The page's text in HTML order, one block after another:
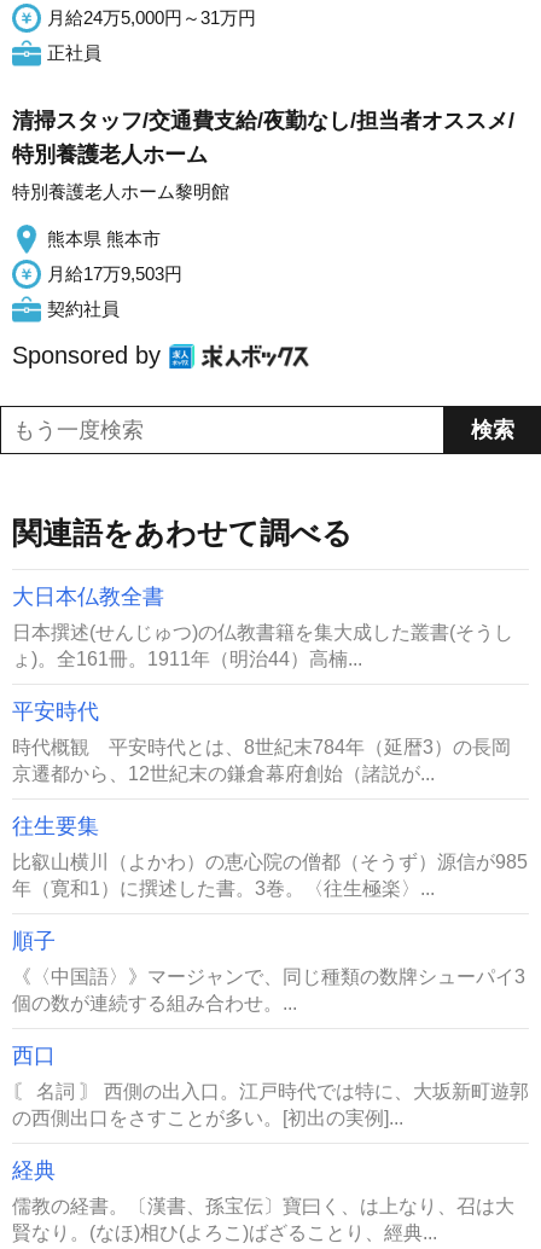
月給24万5,000円～31万円
正社員
清掃スタッフ/交通費支給/夜勤なし/担当者オススメ/
特別養護老人ホーム
特別養護老人ホーム黎明館
熊本県 熊本市
月給17万9,503円
契約社員
Sponsored by
関連語をあわせて調べる
大日本仏教全書
日本撰述(せんじゅつ)の仏教書籍を集大成した叢書(そうし
ょ)。全161冊。1911年（明治44）高楠...
平安時代
時代概観 平安時代とは、8世紀末784年（延暦3）の長岡
京遷都から、12世紀末の鎌倉幕府創始（諸説が...
往生要集
比叡山横川（よかわ）の恵心院の僧都（そうず）源信が985
年（寛和1）に撰述した書。3巻。〈往生極楽〉...
順子
《〈中国語〉》マージャンで、同じ種類の数牌シューパイ3
個の数が連続する組み合わせ。...
西口
〘 名詞 〙 西側の出入口。江戸時代では特に、大坂新町遊郭
の西側出口をさすことが多い。[初出の実例]...
経典
儒教の経書。〔漢書、孫宝伝〕寶曰く、は上なり、召は大
賢なり。(なほ)相ひ(よろこ)ばざることり、經典...